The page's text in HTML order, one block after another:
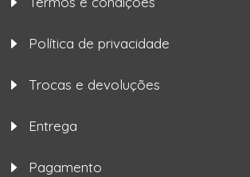
Política de privacidade
Trocas e devoluções
Entrega
Pagamento